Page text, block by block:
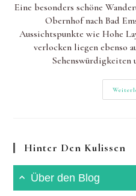
Eine besonders schöne
Obernhof nach Bad
Aussichtspunkte wie Hohe
verlocken liegen ebenso
Sehenswürdigkeiten
Hinter Den Kulissen
Über den Blog